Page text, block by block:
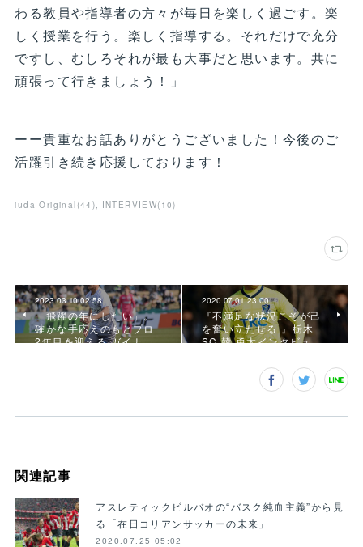
わる教員や指導者の方々が毎日を楽しく過ごす。楽
しく授業を行う。楽しく指導する。それだけで充分
ですし、むしろそれが最も大事だと思います。共に
頑張って行きましょう！」
ーー貴重なお話ありがとうございました！今後のご
活躍引き続き応援しております！
iuda Original (44 ) INTERVIEW( 10)
2023.03.10 02:58
「飛躍の年にしたい」。
確かな手応えのもとプロ
2年目を迎える ガイナ…
2020.07.01 23:00
『不満足な状況こそが己
を奮い立たせる 』栃木
SC 韓 勇太インタビュ…
関連記事
アスレティックビルバオの“バスク純血主義”から見
る「在日コリアンサッカーの未来」
2020.07.25 05:02